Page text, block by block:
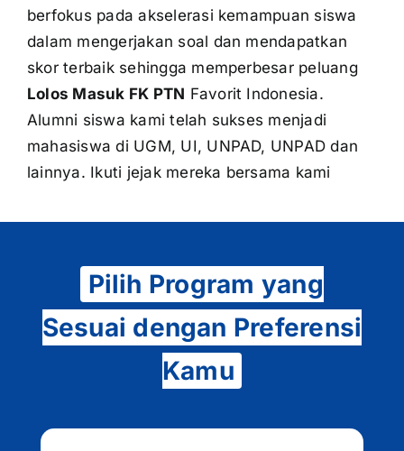
berfokus pada akselerasi kemampuan siswa
dalam mengerjakan soal dan mendapatkan
skor terbaik sehingga memperbesar peluang
Lolos Masuk FK PTN Favorit Indonesia.
Alumni siswa kami telah sukses menjadi
mahasiswa di UGM, UI, UNPAD, UNPAD dan
lainnya. Ikuti jejak mereka bersama kami
Pilih Program yang
Sesuai dengan Preferensi
Kamu